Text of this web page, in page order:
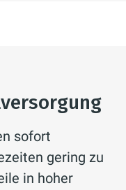
sofort
gering zu
in hoher